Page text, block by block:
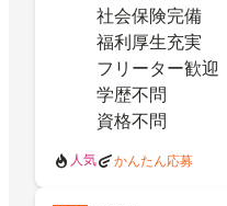
社会保険完備
福利厚生充実
フリーター歓迎
学歴不問
資格不問
人気 かんたん応募